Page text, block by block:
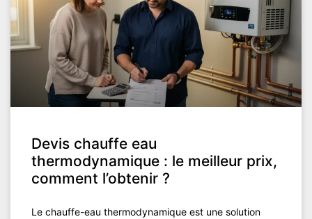
Devis chauffe eau
thermodynamique : le meilleur prix,
comment l’obtenir ?
Le chauffe-eau thermodynamique est une solution